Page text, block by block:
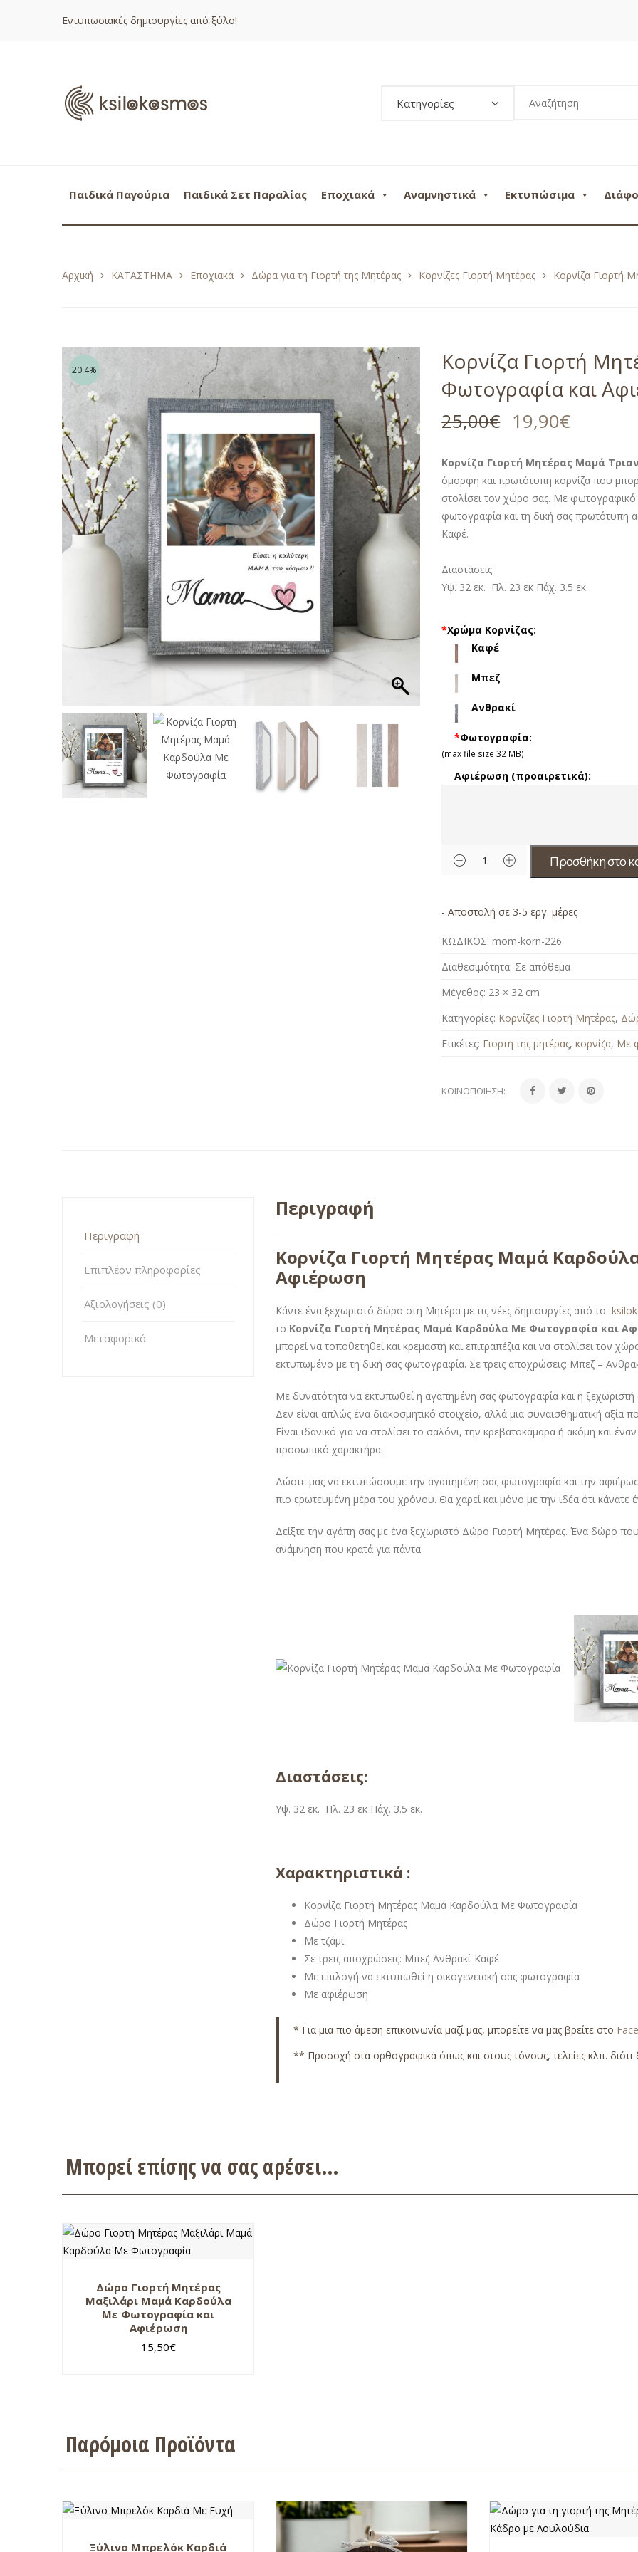
Εντυπωσιακές δημιουργίες από ξύλο!
Κατηγορίες
Παιδικά Παγούρια Παιδικά Σετ Παραλίας Εποχιακά Αναμνηστικά Εκτυπώσιμα
Αρχική ΚΑΤΑΣΤΗΜΑ Εποχιακά Δώρα για τη Γιορτή της Μητέρας Κορνίζες Γιορτή Μητέρας Κορνίζα Γιορτή
20.4%
Κορνίζα Γιορτή
Φωτογραφία και
25,00€ 19,90€
Κορνίζα Γιορτή Μητέρας Μαμά
όμορφη και πρωτότυπη κορνίζα που
στολίσει τον χώρο σας. Με φωτογραφικό
φωτογραφία και τη δική σας πρωτότυπη
Καφέ.
Διαστάσεις:
Υψ. 32 εκ. Πλ. 23 εκ Πάχ. 3.5 εκ.
*Χρώμα Κορνίζας:
Καφέ
Μπεζ
Ανθρακί
*Φωτογραφία:
(max file size 32 MB)
Αφιέρωση (προαιρετικά):
Προσθήκη στο
- Αποστολή σε 3-5 εργ. μέρες
ΚΩΔΙΚΟΣ: mom-korn-226
Διαθεσιμότητα: Σε απόθεμα
Μέγεθος: 23 × 32 cm
Κατηγορίες: Κορνίζες Γιορτή Μητέρας,
Ετικέτες: Γιορτή της μητέρας,κορνίζα, Με
ΚΟΙΝΟΠΟΊΗΣΗ:
Περιγραφή
Επιπλέον πληροφορίες
Αξιολογήσεις (0)
Μεταφορικά
Περιγραφή
Κορνίζα Γιορτή Μητέρας Μαμά
Αφιέρωση
Κάντε ένα ξεχωριστό δώρο στη Μητέρα με τις νέες δημιουργίες από το
το Κορνίζα Γιορτή Μητέρας Μαμά Καρδούλα Με Φωτογραφία και
μπορεί να τοποθετηθεί και κρεμαστή και επιτραπέζια και να στολίσει τον
εκτυπωμένο με τη δική σας φωτογραφία. Σε τρεις αποχρώσεις: Μπεζ –
Με δυνατότητα να εκτυπωθεί η αγαπημένη σας φωτογραφία και η ξεχωριστή
Δεν είναι απλώς ένα διακοσμητικό στοιχείο, αλλά μια συναισθηματική αξία
Είναι ιδανικό για να στολίσει το σαλόνι, την κρεβατοκάμαρα ή ακόμη και
προσωπικό χαρακτήρα.
Δώστε μας να εκτυπώσουμε την αγαπημένη σας φωτογραφία και την
πιο ερωτευμένη μέρα του χρόνου. Θα χαρεί και μόνο με την ιδέα ότι κάνατε
Δείξτε την αγάπη σας με ένα ξεχωριστό Δώρο Γιορτή Μητέρας. Ένα δώρο
ανάμνηση που κρατά για πάντα.
Διαστάσεις:
Υψ. 32 εκ. Πλ. 23 εκ Πάχ. 3.5 εκ.
Χαρακτηριστικά :
Κορνίζα Γιορτή Μητέρας Μαμά Καρδούλα Με Φωτογραφία
Δώρο Γιορτή Μητέρας
Με τζάμι
Σε τρεις αποχρώσεις: Μπεζ-Ανθρακί-Καφέ
Με επιλογή να εκτυπωθεί η οικογενειακή σας φωτογραφία
Με αφιέρωση
* Για μια πιο άμεση επικοινωνία μαζί μας, μπορείτε να μας βρείτε στο
** Προσοχή στα ορθογραφικά όπως και στους τόνους, τελείες κλπ. διότι
Μπορεί επίσης να σας αρέσει…
Δώρο Γιορτή Μητέρας
Μαξιλάρι Μαμά Καρδούλα
Με Φωτογραφία και
Αφιέρωση
15,50€
Παρόμοια Προϊόντα
Ξύλινο Μπρελόκ Καρδιά